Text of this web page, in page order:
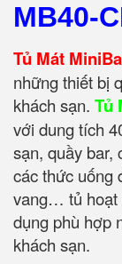
MB40-
Tủ Mát
những thiết bị
khách sạn. Tủ
với dung tích
sạn, quầy bar,
các thức uống
vang… tủ hoạt
dụng phù hợp
khách sạn.